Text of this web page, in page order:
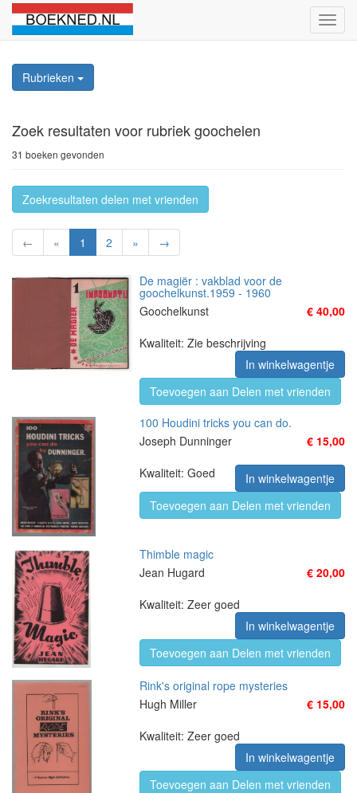
Rubrieken
Zoek resultaten voor rubriek goochelen
31 boeken gevonden
Zoekresultaten delen met vrienden
← « 1 2 » →
De magiër : vakblad voor de
goochelkunst.1959 - 1960
Goochelkunst
€ 40,00
Kwaliteit: Zie beschrijving
In winkelwagentje
Toevoegen aan Delen met vrienden
100 Houdini tricks you can do.
Joseph Dunninger
€ 15,00
Kwaliteit: Goed
In winkelwagentje
Toevoegen aan Delen met vrienden
Thimble magic
Jean Hugard
€ 20,00
Kwaliteit: Zeer goed
In winkelwagentje
Toevoegen aan Delen met vrienden
Rink's original rope mysteries
Hugh Miller
€ 15,00
Kwaliteit: Zeer goed
In winkelwagentje
Toevoegen aan Delen met vrienden